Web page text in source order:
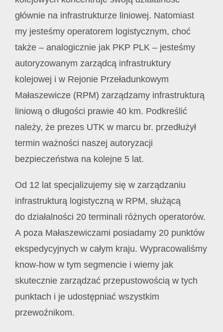
głównie na infrastrukturze liniowej. Natomiast
my jesteśmy operatorem logistycznym, choć
także – analogicznie jak PKP PLK – jesteśmy
autoryzowanym zarządcą infrastruktury
kolejowej i w Rejonie Przeładunkowym
Małaszewicze (RPM) zarządzamy infrastrukturą
liniową o długości prawie 40 km. Podkreślić
należy, że prezes UTK w marcu br. przedłużył
termin ważności naszej autoryzacji
bezpieczeństwa na kolejne 5 lat.
Od 12 lat specjalizujemy się w zarządzaniu
infrastrukturą logistyczną w RPM, służącą
do działalności 20 terminali różnych operatorów.
A poza Małaszewiczami posiadamy 20 punktów
ekspedycyjnych w całym kraju. Wypracowaliśmy
know-how w tym segmencie i wiemy jak
skutecznie zarządzać przepustowością w tych
punktach i je udostępniać wszystkim
przewoźnikom.